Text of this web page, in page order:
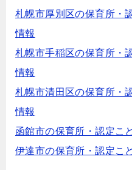
札幌市厚別区の保育所・
情報
札幌市手稲区の保育所・
情報
札幌市清田区の保育所・
情報
函館市の保育所・認定こ
伊達市の保育所・認定こ